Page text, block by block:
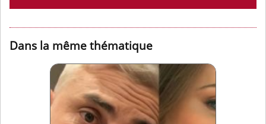
Dans la même thématique